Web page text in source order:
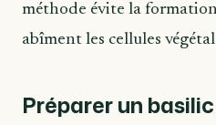
méthode évite la
abîment les cellules
Préparer un basilic